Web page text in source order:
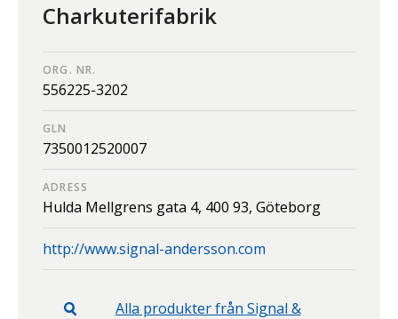
Charkuterifabrik
ORG. NR.
556225-3202
GLN
7350012520007
ADRESS
Hulda Mellgrens gata 4, 400 93, Göteborg
http://www.signal-andersson.com
Alla produkter från Signal &